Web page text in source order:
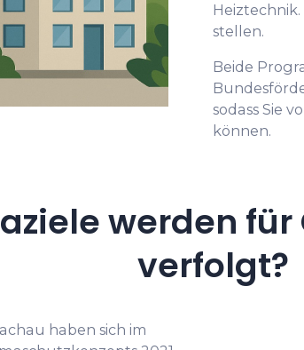
stellen.
Beide
sodass Sie
können.
werden
verfolgt?
haben sich im